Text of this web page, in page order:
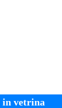
in vetrina